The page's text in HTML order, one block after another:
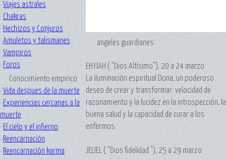
· Viajes astrales
· Chakras
· Hechizos y Conjuros
· Amuletos y talismanes
· Vampiros
· Foros
Conocimiento empirico
· Vida despues de la muerte
· Experiencias cercanas a la
muerte
· El cielo y el infierno
· Reencarnación
· Reencarnación karma
angeles guardianes
EHYIAH ( "Dios Altísimo"), 20 a 24 marzo
La iluminación espiritual Dona, un poderoso
deseo de crear y transformar. velocidad de
razonamiento y la lucidez en la introspección, la
buena salud y la capacidad de curar a los
enfermos.
JELIEL ( "Dios fidelidad "), 25 a 29 marzo